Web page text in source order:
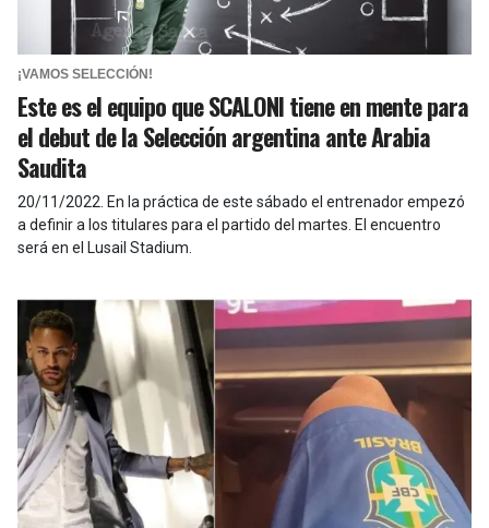
¡VAMOS SELECCIÓN!
Este es el equipo que SCALONI tiene en mente para
el debut de la Selección argentina ante Arabia
Saudita
20/11/2022 En la práctica de este sábado el entrenador empezó
a definir a los titulares para el partido del martes. El encuentro
será en el Lusail Stadium.